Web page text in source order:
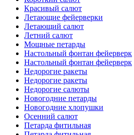
Красивый салют
Летающие фейерверки
Летающий салют
Летний салют
Мощные петарды
Настольный фонтан фейерверк
Настольный фонтан фейерверк
Недорогие ракеты
Недорогие ракеты
Недорогие салюты
Новогодние петарды
Новогодние хлопушки
Осенний салют
Петарда фитильная